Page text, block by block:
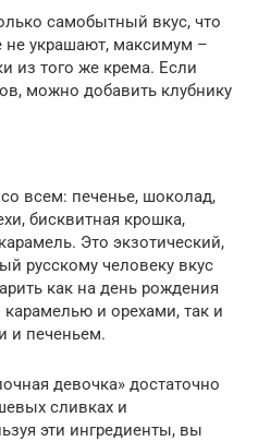
самобытный вкус, что
украшают, максимум –
из того же крема. Если
можно добавить клубнику
всем: печенье, шоколад,
бисквитная крошка,
Это экзотический,
русскому человеку вкус
как на день рождения
и орехами, так и
и печеньем.
девочка» достаточно
сливках и
эти ингредиенты, вы